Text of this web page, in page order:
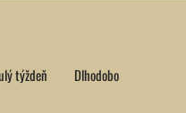
týždeň Dlhodobo